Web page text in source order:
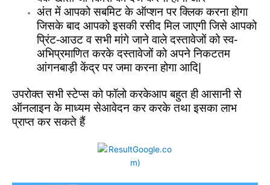
अंत में आपको सबमिट के ऑप्शन पर क्लिक करना होगा
जिसके बाद आपको इसकी रसीद मिल जाएगी जिसे आपको
प्रिंट-आउट व सभी मांगे जाने वाले दस्तावेजों को स्व-
अभिप्रमाणित करके दस्तावेजों को अपने निकटतम
आंगनबाड़ी केंद्र पर जमा करना होगा आदि|
उपरोक्त सभी स्टेप्स को फॉलो करकेआप बहुत ही आसानी से
ऑनलाइन के माध्यम सेआवेदन कर करके तथा इसका लाभ
प्राप्त कर सकते हैं